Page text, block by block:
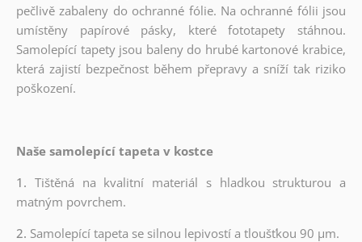
pečlivě zabaleny do ochranné fólie. Na ochranné fólii jsou
umístěny papírové pásky, které fototapety stáhnou.
Samolepící tapety jsou baleny do hrubé kartonové krabice,
která zajistí bezpečnost během přepravy a sníží tak riziko
poškození.
Naše samolepící tapeta v kostce
1. Tištěná na kvalitní materiál s hladkou strukturou a
matným povrchem.
2. Samolepící tapeta se silnou lepivostí a tloušťkou 90 µm.